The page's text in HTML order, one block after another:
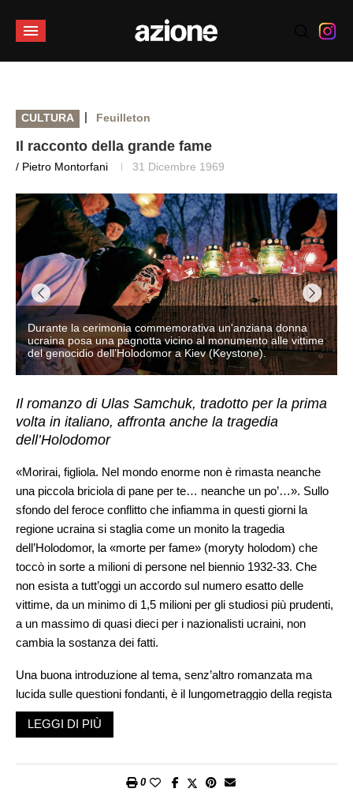
CULTURA | Feuilleton
Il racconto della grande fame
/ Pietro Montorfani 31 Dicembre 1969
Durante la cerimonia commemorativa un'anziana donna
ucraina posa una pagnotta vicino al monumento alle vittime
del genocidio dell’Holodomor a Kiev (Keystone).
Il romanzo di Ulas Samchuk, tradotto per la prima
volta in italiano, affronta anche la tragedia
dell’Holodomor
«Morirai, figliola. Nel mondo enorme non è rimasta neanche
una piccola briciola di pane per te… neanche un po’…». Sullo
sfondo del feroce conflitto che infiamma in questi giorni la
regione ucraina si staglia come un monito la tragedia
dell’Holodomor, la «morte per fame» (moryty holodom) che
toccò in sorte a milioni di persone nel biennio 1932-33. Che
non esista a tutt’oggi un accordo sul numero esatto delle
vittime, da un minimo di 1,5 milioni per gli studiosi più prudenti,
a un massimo di quasi dieci per i nazionalisti ucraini, non
cambia la sostanza dei fatti.
Una buona introduzione al tema, senz’altro romanzata ma
lucida sulle questioni fondanti, è il lungometraggio della regista
polacca Agnieszka Holland
Jones), presentato al Festival del film di Berlino nel 2019. È la
consulente per gli affari esteri del primo ministro inglese
LEGGI DI PIÙ
0